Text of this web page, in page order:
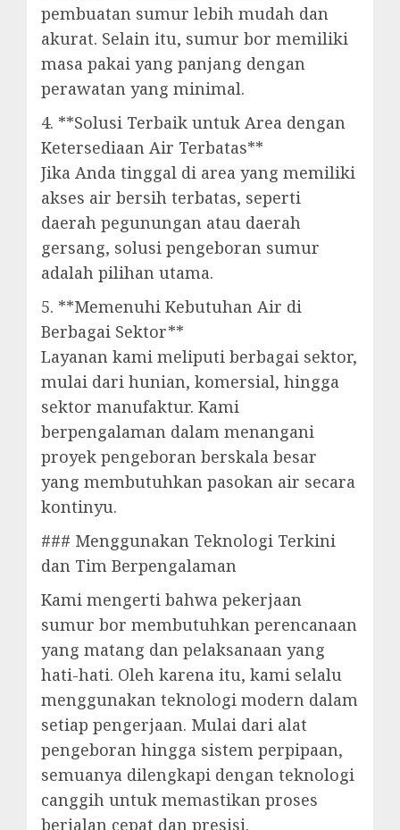
pembuatan sumur lebih mudah dan
akurat. Selain itu, sumur bor memiliki
masa pakai yang panjang dengan
perawatan yang minimal.
4. **Solusi Terbaik untuk Area dengan
Ketersediaan Air Terbatas**
Jika Anda tinggal di area yang memiliki
akses air bersih terbatas, seperti
daerah pegunungan atau daerah
gersang, solusi pengeboran sumur
adalah pilihan utama.
5. **Memenuhi Kebutuhan Air di
Berbagai Sektor**
Layanan kami meliputi berbagai sektor,
mulai dari hunian, komersial, hingga
sektor manufaktur. Kami
berpengalaman dalam menangani
proyek pengeboran berskala besar
yang membutuhkan pasokan air secara
kontinyu.
### Menggunakan Teknologi Terkini
dan Tim Berpengalaman
Kami mengerti bahwa pekerjaan
sumur bor membutuhkan perencanaan
yang matang dan pelaksanaan yang
hati-hati. Oleh karena itu, kami selalu
menggunakan teknologi modern dalam
setiap pengerjaan. Mulai dari alat
pengeboran hingga sistem perpipaan,
semuanya dilengkapi dengan teknologi
canggih untuk memastikan proses
berjalan cepat dan presisi.